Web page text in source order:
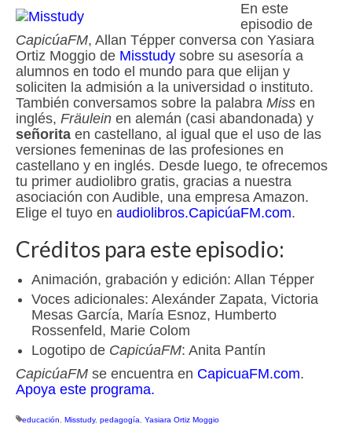
En este
episodio de
CapicúaFM, Allan Tépper conversa con Yasiara
Ortiz Moggio de Misstudy sobre su asesoría a
alumnos en todo el mundo para que elijan y
soliciten la admisión a la universidad o instituto.
También conversamos sobre la palabra Miss en
inglés, Fräulein en alemán (casi abandonada) y
señorita en castellano, al igual que el uso de las
versiones femeninas de las profesiones en
castellano y en inglés. Desde luego, te ofrecemos
tu primer audiolibro gratis, gracias a nuestra
asociación con Audible, una empresa Amazon.
Elige el tuyo en audiolibros.CapicúaFM.com.
Créditos para este episodio:
Animación, grabación y edición: Allan Tépper
Voces adicionales: Alexánder Zapata, Victoria
Mesas García, María Esnoz, Humberto
Rossenfeld, Marie Colom
Logotipo de CapicúaFM: Anita Pantín
CapicúaFM se encuentra en CapicuaFM.com.
Apoya este programa.
educación Misstudy, pedagogía Yasiara Ortiz Moggio